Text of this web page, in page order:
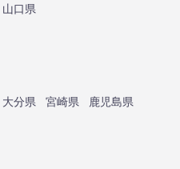
山口県
大分県 宮崎県
鹿児島県